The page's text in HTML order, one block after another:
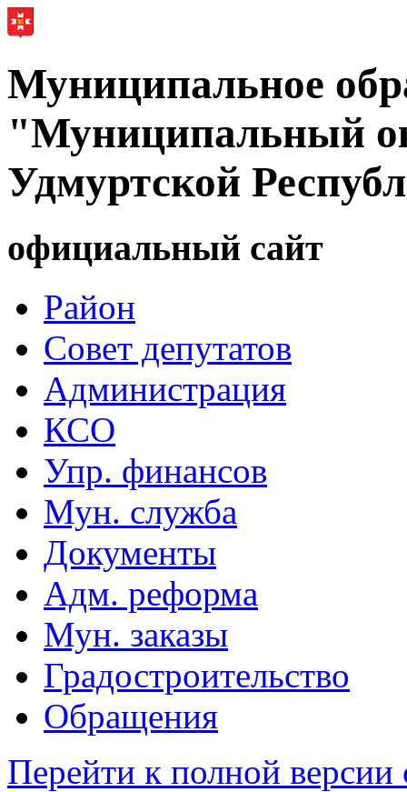
Муниципальное
"Муниципальный
Удмуртской
официальный сайт
Район
Совет депутатов
Администрация
КСО
Упр. финансов
Мун. служба
Документы
Адм. реформа
Мун. заказы
Градостроительство
Обращения
Перейти к полной версии